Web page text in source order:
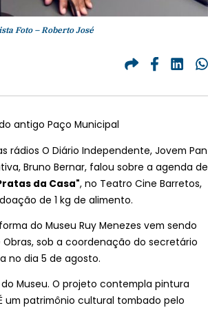
Foto – Roberto José
antigo Paço Municipal
rádios O Diário Independente, Jovem Pan
Bruno Bernar, falou sobre a agenda de
da Casa", no Teatro Cine Barretos,
de 1 kg de alimento.
do Museu Ruy Menezes vem sendo
sob a coordenação do secretário
no dia 5 de agosto.
Museu. O projeto contempla pintura
um patrimônio cultural tombado pelo